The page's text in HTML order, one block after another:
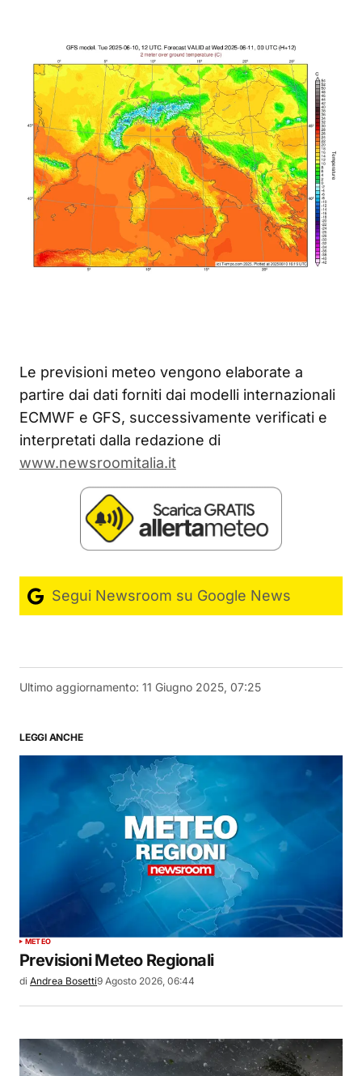
Le previsioni meteo vengono elaborate a
partire dai dati forniti dai modelli internazionali
ECMWF e GFS, successivamente verificati e
interpretati dalla redazione di
www.newsroomitalia.it
Segui Newsroom su Google News
Ultimo aggiornamento: 11 Giugno 2025, 07:25
LEGGI ANCHE
METEO
Previsioni Meteo Regionali
di Andrea Bosetti9 Agosto 2026, 06:44